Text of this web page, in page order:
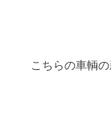
こちらの車輌